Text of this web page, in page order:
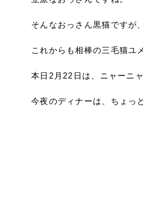
そんなおっさん黒猫ですが
これからも相棒の三毛猫ユ
本日2月22日は、ニャーニ
今夜のディナーは、ちょっ